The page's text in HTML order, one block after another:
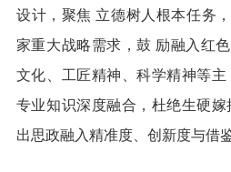
设计，聚焦 立德树人根本任务
家重大战略需求，鼓 励融入红
文化、工匠精神、科学精神等
专业知识深度融合，杜绝生硬
出思政融入精准度、创新度与借